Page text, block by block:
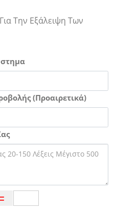
Την Εξάλειψη Των
(Προαιρετικά)